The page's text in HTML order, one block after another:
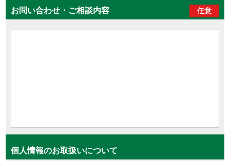
お問い合わせ・ご相談内容 任意
個人情報のお取扱いについて